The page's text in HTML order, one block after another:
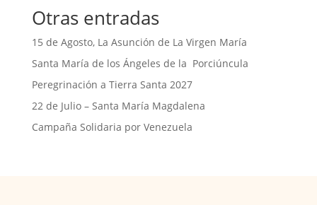
Otras entradas
15 de Agosto, La Asunción de La Virgen María
Santa María de los Ángeles de la Porciúncula
Peregrinación a Tierra Santa 2027
22 de Julio – Santa María Magdalena
Campaña Solidaria por Venezuela